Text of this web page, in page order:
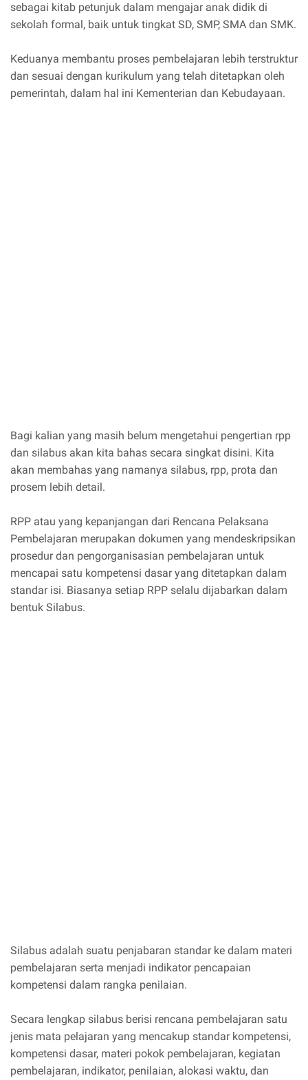
sebagai kitab petunjuk dalam mengajar anak didik di
sekolah formal, baik untuk tingkat SD, SMP, SMA dan SMK.
Keduanya membantu proses pembelajaran lebih terstruktur
dan sesuai dengan kurikulum yang telah ditetapkan oleh
pemerintah, dalam hal ini Kementerian dan Kebudayaan.
Bagi kalian yang masih belum mengetahui pengertian rpp
dan silabus akan kita bahas secara singkat disini. Kita
akan membahas yang namanya silabus, rpp, prota dan
prosem lebih detail.
RPP atau yang kepanjangan dari Rencana Pelaksana
Pembelajaran merupakan dokumen yang mendeskripsikan
prosedur dan pengorganisasian pembelajaran untuk
mencapai satu kompetensi dasar yang ditetapkan dalam
standar isi. Biasanya setiap RPP selalu dijabarkan dalam
bentuk Silabus.
Silabus adalah suatu penjabaran standar ke dalam materi
pembelajaran serta menjadi indikator pencapaian
kompetensi dalam rangka penilaian.
Secara lengkap silabus berisi rencana pembelajaran satu
jenis mata pelajaran yang mencakup standar kompetensi,
kompetensi dasar, materi pokok pembelajaran, kegiatan
pembelajaran, indikator, penilaian, alokasi waktu, dan